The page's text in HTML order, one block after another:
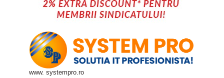
www. systempro.ro